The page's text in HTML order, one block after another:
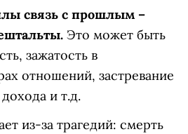
связь с прошлым –
Это может быть
зажатость в
отношений, застревание
и т.д.
из-за трагедий: смерть